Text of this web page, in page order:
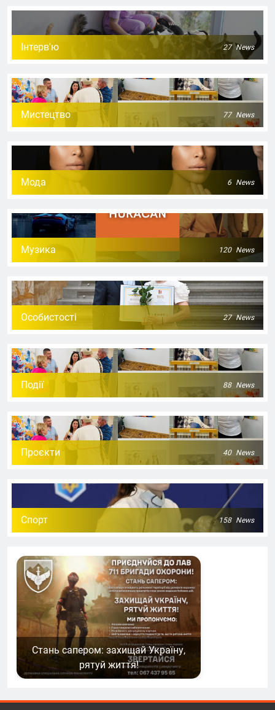
Інтерв'ю 27 News
Мистецтво 77 News
Мода 6 News
Музика 120 News
Особистості 27 News
Події 88 News
Проєкти 40 News
Спорт 158 News
Стань сапером: захищай Україну,
рятуй життя!